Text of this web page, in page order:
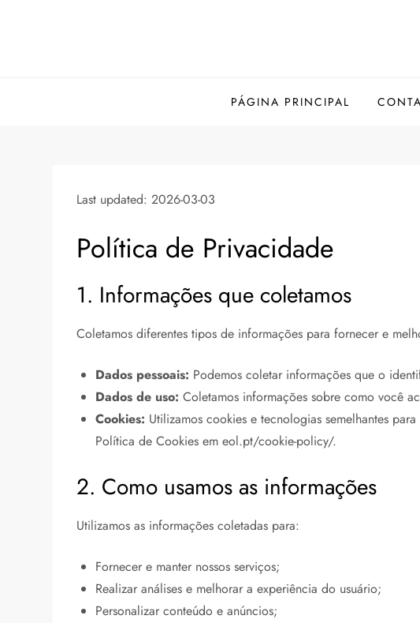
PÁGINA PRINCIPAL
Last updated: 2026-03-03
Política de Privacidade
1. Informações que coletamos
Coletamos diferentes tipos de informações para fornecer e
Dados pessoais: Podemos coletar informações que o
Dados de uso: Coletamos informações sobre como você
Cookies: Utilizamos cookies e tecnologias semelhantes
Política de Cookies em eol.pt/cookie-policy/.
2. Como usamos as informações
Utilizamos as informações coletadas para:
Fornecer e manter nossos serviços;
Realizar análises e melhorar a experiência do usuário;
Personalizar conteúdo e anúncios;